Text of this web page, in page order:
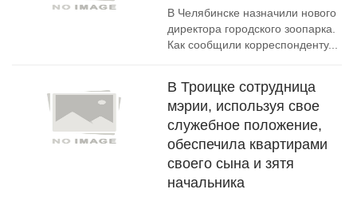
В Челябинске назначили нового
директора городского зоопарка.
Как сообщили корреспонденту...
В Троицке сотрудница
мэрии, используя свое
служебное положение,
обеспечила квартирами
своего сына и зятя
начальника